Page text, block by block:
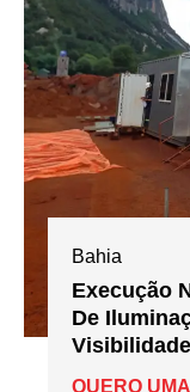
Bahia
Execução
De
QUERO